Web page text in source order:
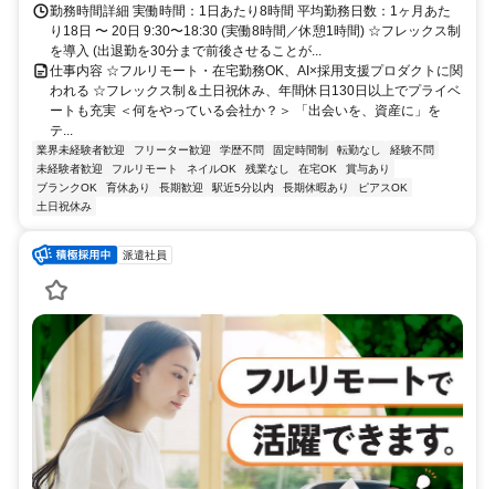
勤務時間詳細 実働時間：1日あたり8時間 平均勤務日数：1ヶ月あた
り18日 〜 20日 9:30〜18:30 (実働8時間／休憩1時間) ☆フレックス制
を導入 (出退勤を30分まで前後させることが...
仕事内容 ☆フルリモート・在宅勤務OK、AI×採用支援プロダクトに関
われる ☆フレックス制＆土日祝休み、年間休日130日以上でプライベ
ートも充実 ＜何をやっている会社か？＞ 「出会いを、資産に」を
テ...
業界未経験者歓迎 フリーター歓迎 学歴不問 固定時間制 転勤なし
経験不問
未経験者歓迎
フルリモート ネイルOK 残業なし 在宅OK
賞与あり
ブランクOK
育休あり 長期歓迎 駅近5分以内 長期休暇あり
ピアスOK
土日祝休み
派遣社員